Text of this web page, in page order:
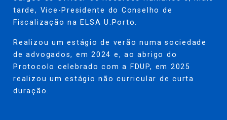
tarde, Vice-Presidente do Conselho de
Fiscalização na ELSA U.Porto.
Realizou um estágio de verão numa sociedade
de advogados, em 2024 e, ao abrigo do
Protocolo celebrado com a FDUP, em 2025
realizou um estágio não curricular de curta
duração.